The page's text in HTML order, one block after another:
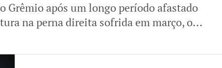
Grêmio após um longo período afastado
na perna direita sofrida em março, o...